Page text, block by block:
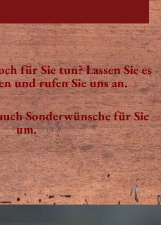
für Sie tun? Lassen Sie es
und rufen Sie uns an.
Sonderwünsche für Sie
um.